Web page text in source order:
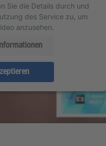
Sie die Details durch und
des Service zu, um
anzusehen.